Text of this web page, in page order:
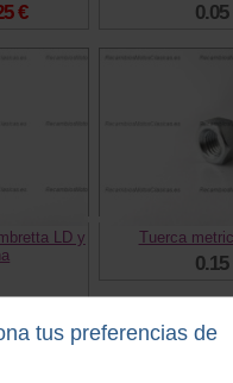
€ 0.05
LD y
Tuerca
0.15
tus preferencias de